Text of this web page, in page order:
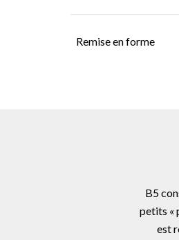
Remise en forme
B5
petits «
est